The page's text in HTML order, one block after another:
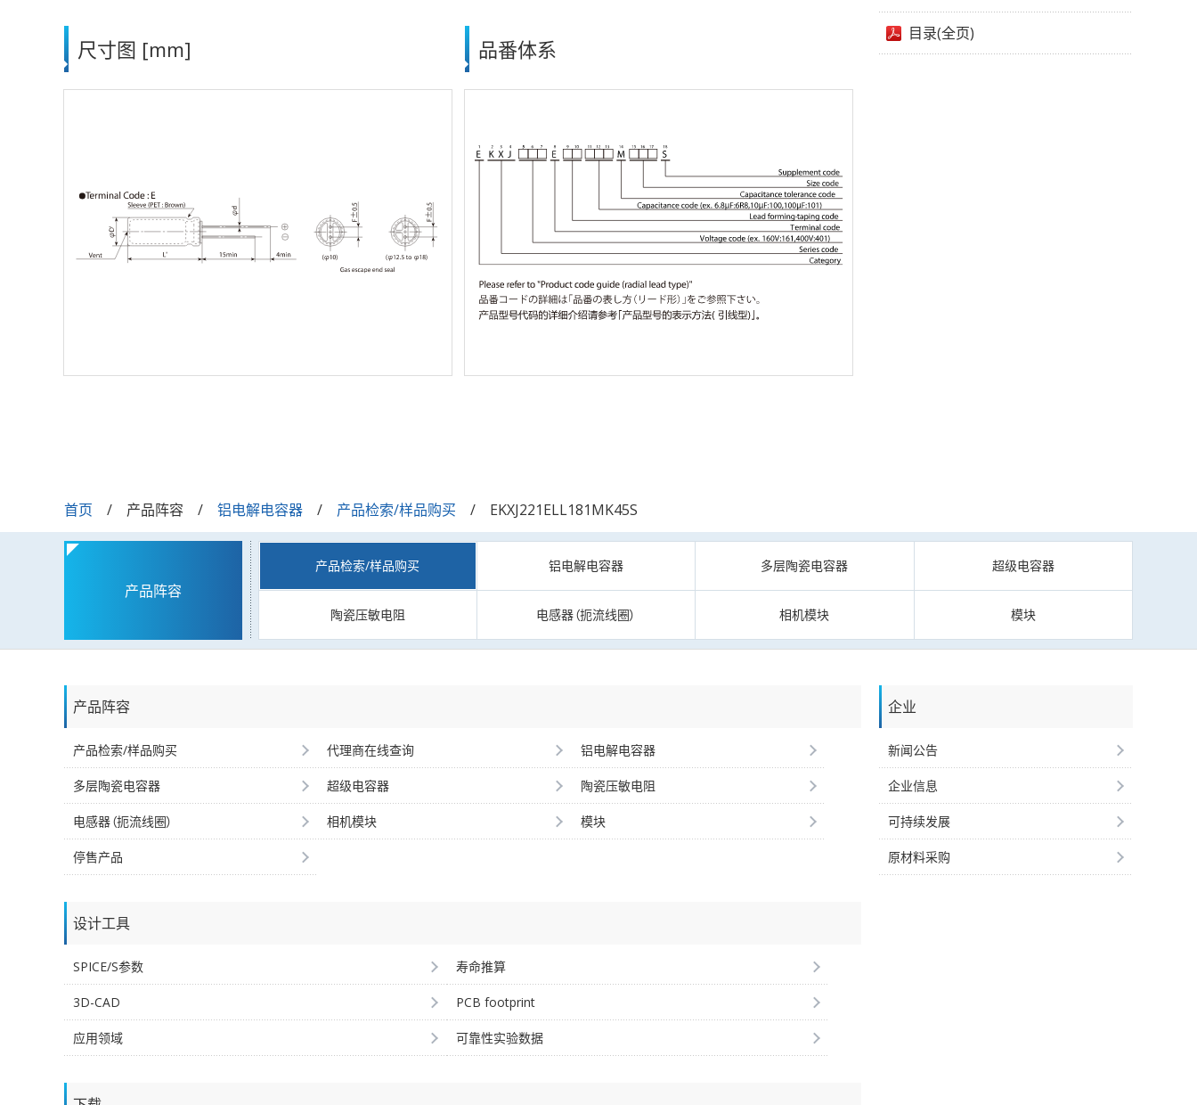
尺寸图 [mm] 品番体系
目录(全页)
首页 产品阵容 铝电解电容器 产品检索/样品购买 EKXJ221ELL181MK45S
产品阵容
产品检索/样品购买 铝电解电容器 多层陶瓷电容器 超级电容器
陶瓷压敏电阻 电感器（扼流线圈） 相机模块 模块
产品阵容
产品检索/样品购买 代理商在线查询 铝电解电容器
多层陶瓷电容器 超级电容器 陶瓷压敏电阻
电感器（扼流线圈） 相机模块 模块
停售产品
设计工具
SPICE/S参数 寿命推算
3D-CAD PCB footprint
应用领域 可靠性实验数据
企业
新闻公告
企业信息
可持续发展
原材料采购